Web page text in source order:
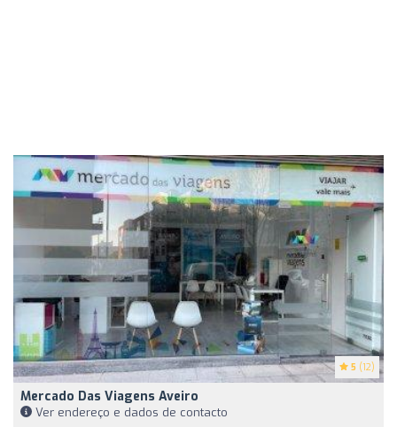
5 (12)
Mercado Das Viagens Aveiro
Ver endereço e dados de contacto